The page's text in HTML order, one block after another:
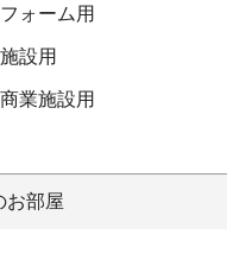
ォーム用
設用
業施設用
お部屋